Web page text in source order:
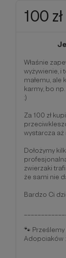
100 zł
Właśnie
wyżywienie,
małemu,
karmy, bo
:)
Za 100 zł
wystarcza aż
Dołożymy
zwierzaki
że sami nie
Bardzo Ci
🐾
Adopciaków